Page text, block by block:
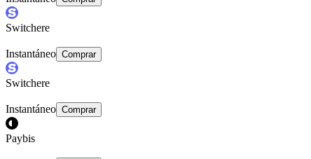
Switchere
Instantáneo Comprar
Switchere
Instantáneo Comprar
Paybis